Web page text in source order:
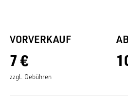
VORVERKAUF
7 €
zzgl. Gebühren